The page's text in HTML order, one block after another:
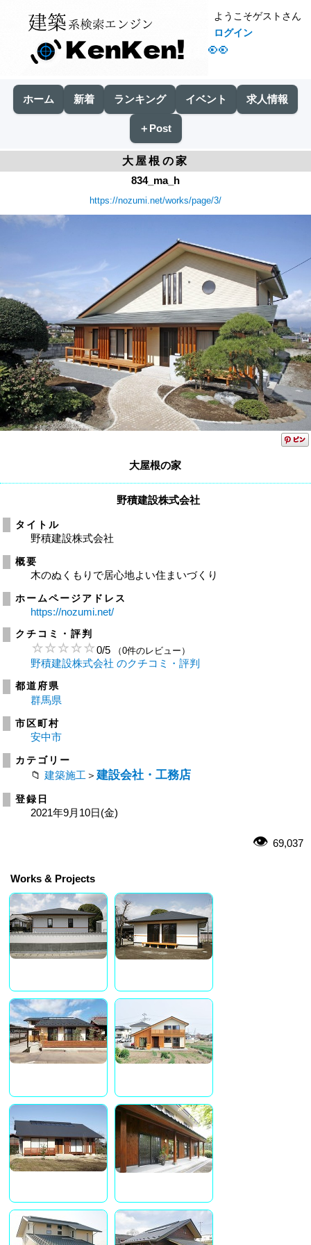
👀
ようこそゲストさん
ログイン
ホーム 新着 ランキング イベント 求人情報
＋Post
大屋根の家
834_ma_h
https://nozumi.net/works/page/3/
大屋根の家
野積建設株式会社
タイトル
野積建設株式会社
概要
木のぬくもりで居心地よい住まいづくり
ホームページアドレス
https://nozumi.net/
クチコミ・評判
0/5 （0件のレビュー）
野積建設株式会社 のクチコミ・評判
都道府県
群馬県
市区町村
安中市
カテゴリー
建築施工 ＞ 建設会社・工務店
登録日
2021年9月10日(金)
69,037
Works & Projects